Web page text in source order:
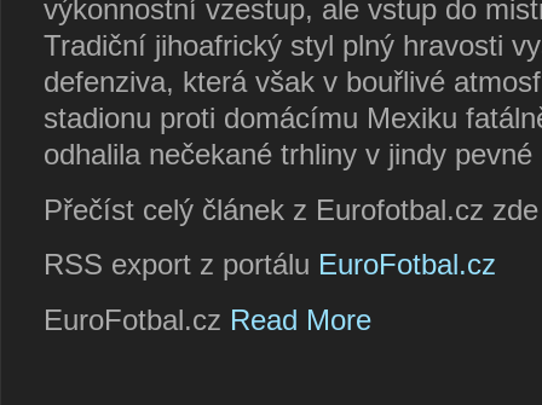
výkonnostní vzestup, ale vstup do
Tradiční jihoafrický styl plný hravosti
defenziva, která však v bouřlivé
stadionu proti domácímu Mexiku
odhalila nečekané trhliny v jindy
Přečíst celý článek z Eurofotbal.cz
RSS export z portálu EuroFotbal.cz
EuroFotbal.cz Read More